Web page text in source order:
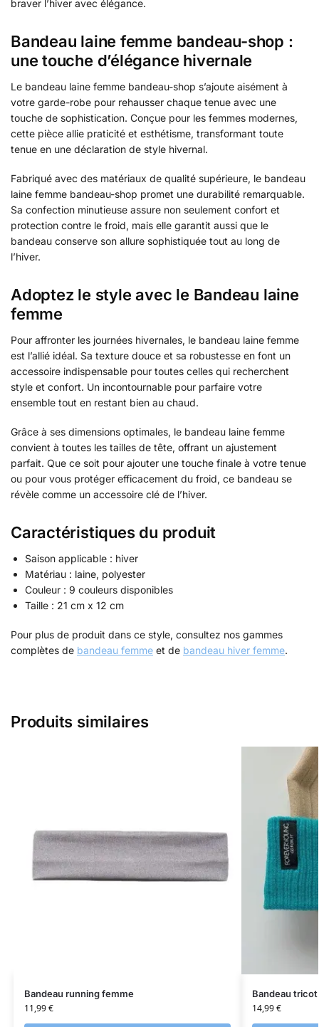
braver l’hiver avec élégance.
Bandeau laine femme bandeau-shop :
une touche d’élégance hivernale
Le bandeau laine femme bandeau-shop s’ajoute aisément à
votre garde-robe pour rehausser chaque tenue avec une
touche de sophistication. Conçue pour les femmes modernes,
cette pièce allie praticité et esthétisme, transformant toute
tenue en une déclaration de style hivernal.
Fabriqué avec des matériaux de qualité supérieure, le bandeau
laine femme bandeau-shop promet une durabilité remarquable.
Sa confection minutieuse assure non seulement confort et
protection contre le froid, mais elle garantit aussi que le
bandeau conserve son allure sophistiquée tout au long de
l’hiver.
Adoptez le style avec le Bandeau laine
femme
Pour affronter les journées hivernales, le bandeau laine femme
est l’allié idéal. Sa texture douce et sa robustesse en font un
accessoire indispensable pour toutes celles qui recherchent
style et confort. Un incontournable pour parfaire votre
ensemble tout en restant bien au chaud.
Grâce à ses dimensions optimales, le bandeau laine femme
convient à toutes les tailles de tête, offrant un ajustement
parfait. Que ce soit pour ajouter une touche finale à votre tenue
ou pour vous protéger efficacement du froid, ce bandeau se
révèle comme un accessoire clé de l’hiver.
Caractéristiques du produit
Saison applicable : hiver
Matériau : laine, polyester
Couleur : 9 couleurs disponibles
Taille : 21 cm x 12 cm
Pour plus de produit dans ce style, consultez nos gammes
complètes de bandeau femme et de bandeau hiver femme.
Produits similaires
Bandeau running femme
11,99€
Bandeau
14,99€